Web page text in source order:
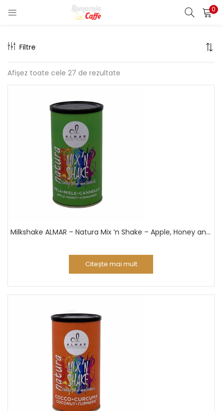
0
LOGIN REGISTER
Enter your username and password to login.
Remember me
Lost password?
Filtre
Afișez toate cele 27 de rezultate
Milkshake ALMAR – Natura Mix ‘n Shake – Apple, Honey and Cinnamon
Citește mai mult